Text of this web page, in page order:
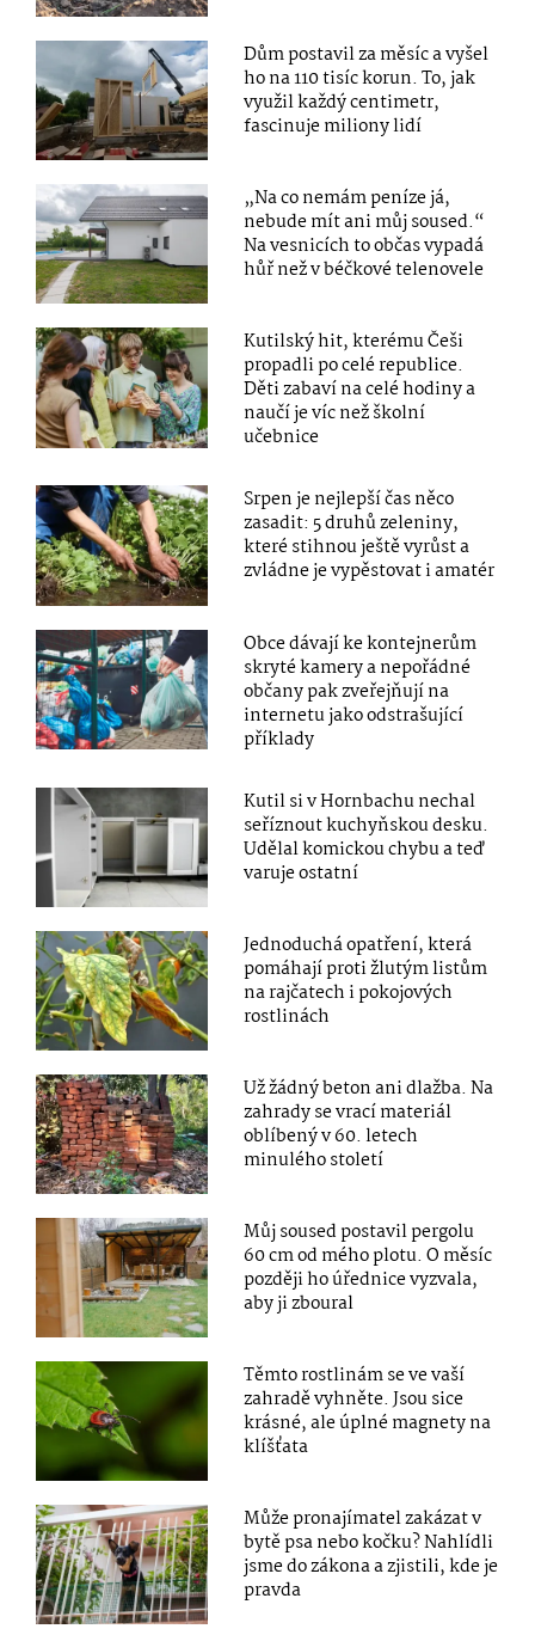
Dům postavil za měsíc a vyšel
ho na 110 tisíc korun. To, jak
využil každý centimetr,
fascinuje miliony lidí
„Na co nemám peníze já,
nebude mít ani můj soused.“
Na vesnicích to občas vypadá
hůř než v béčkové telenovele
Kutilský hit, kterému Češi
propadli po celé republice.
Děti zabaví na celé hodiny a
naučí je víc než školní
učebnice
Srpen je nejlepší čas něco
zasadit: 5 druhů zeleniny,
které stihnou ještě vyrůst a
zvládne je vypěstovat i amatér
Obce dávají ke kontejnerům
skryté kamery a nepořádné
občany pak zveřejňují na
internetu jako odstrašující
příklady
Kutil si v Hornbachu nechal
seříznout kuchyňskou desku.
Udělal komickou chybu a teď
varuje ostatní
Jednoduchá opatření, která
pomáhají proti žlutým listům
na rajčatech i pokojových
rostlinách
Už žádný beton ani dlažba. Na
zahrady se vrací materiál
oblíbený v 60. letech
minulého století
Můj soused postavil pergolu
60 cm od mého plotu. O měsíc
později ho úřednice vyzvala,
aby ji zboural
Těmto rostlinám se ve vaší
zahradě vyhněte. Jsou sice
krásné, ale úplné magnety na
klíšťata
Může pronajímatel zakázat v
bytě psa nebo kočku? Nahlídli
jsme do zákona a zjistili, kde je
pravda